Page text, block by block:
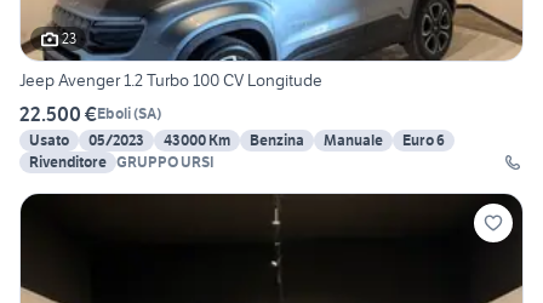
23
Jeep Avenger 1.2 Turbo 100 CV Longitude
22.500 €Eboli(SA)
Usato
05/2023 43000 Km Benzina Manuale
Euro 6
Rivenditore GRUPPO URSI